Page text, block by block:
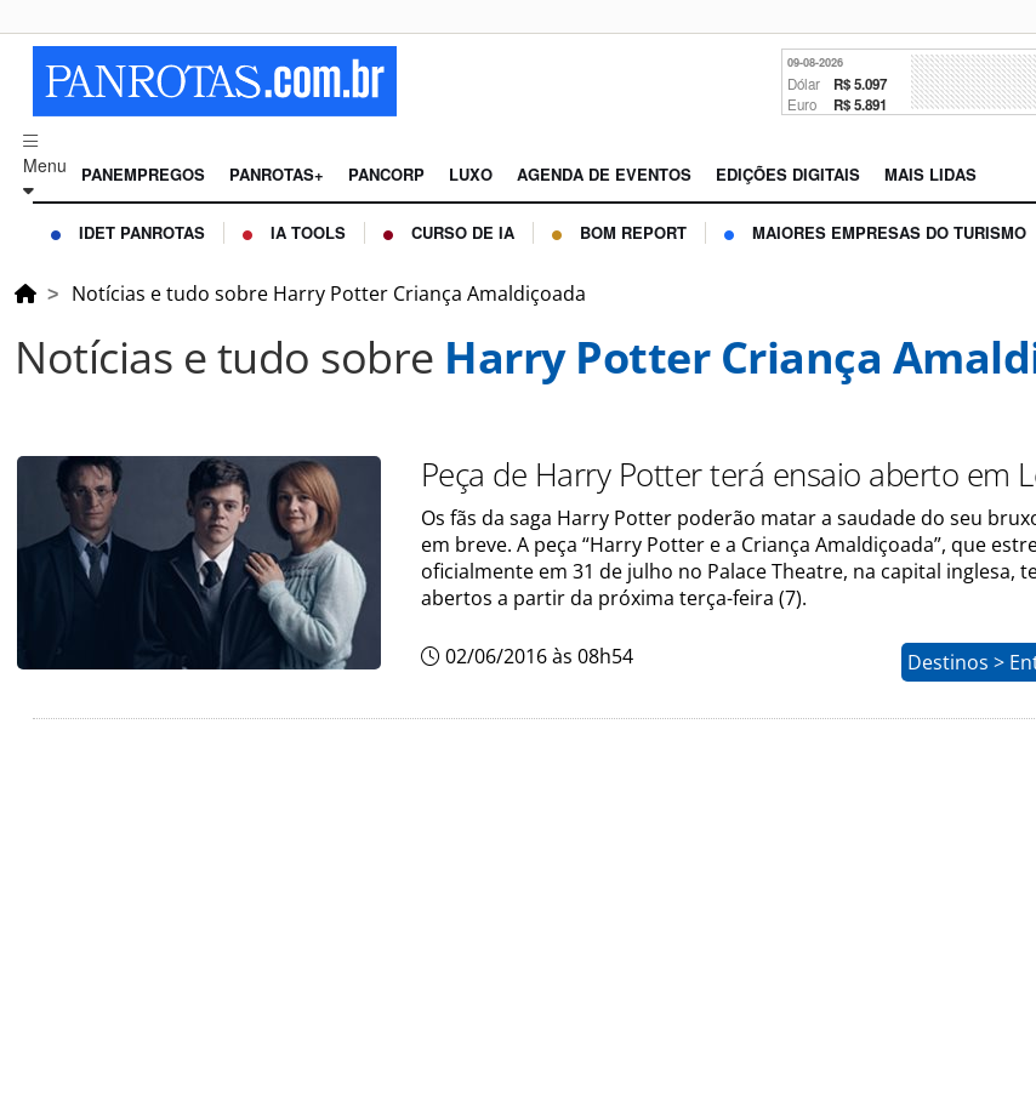
09-08-2026
Dólar R$ 5.097
Euro R$ 5.891
Menu PANEMPREGOS PANROTAS+ PANCORP LUXO AGENDA DE EVENTOS EDIÇÕES DIGITAIS MAIS LIDAS
IDET PANROTAS IA TOOLS CURSO DE IA BOM REPORT MAIORES EMPRESAS DO TURISMO
Notícias e tudo sobre Harry Potter Criança Amaldiçoada
Notícias e tudo sobre Harry Potter Criança
Peça de Harry Potter terá ensaio aberto em
Os fãs da saga Harry Potter poderão matar a saudade do seu
em breve. A peça “Harry Potter e a Criança Amaldiçoada”, que
oficialmente em 31 de julho no Palace Theatre, na capital inglesa,
abertos a partir da próxima terça-feira (7).
02/06/2016 às 08h54 Destinos >